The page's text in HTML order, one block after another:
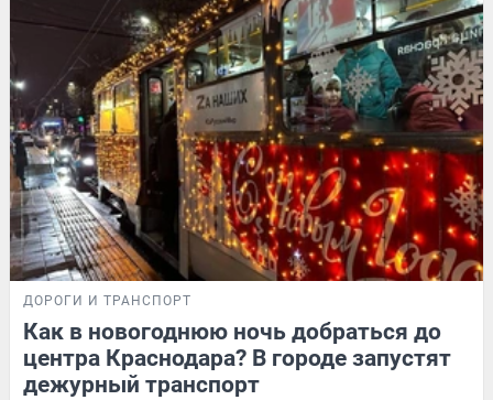
ДОРОГИ И ТРАНСПОРТ
Как в новогоднюю ночь добраться до
центра Краснодара? В городе запустят
дежурный транспорт